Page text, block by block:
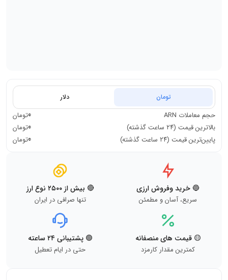
تومان دلار
حجم معاملات ARN
0تومان
بالاترین قیمت (۲۴ ساعت گذشته)
0تومان
پایین‌ترین قیمت (۲۴ ساعت گذشته)
0تومان
🔵 خرید وفروش ارزی
سریع، آسان و مطمئن
🔴 بیش از ۲۵۰۰ نوع ارز
تنها صرافی در ایران
🟡 قیمت های منصفانه
کمترین مقدار کارمزد
🟢 پشتیبانی ۲۴ ساعته
حتی در ایام تعطیل